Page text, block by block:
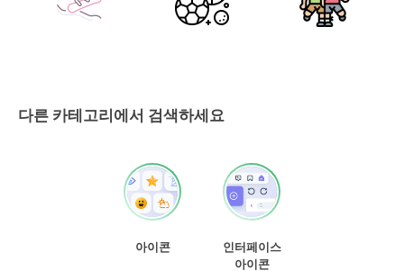
다른 카테고리에서 검색하세요
아이콘
인터페이스
아이콘